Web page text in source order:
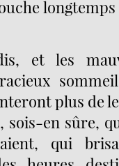
et les
plus de
sois-en sûre,
qui